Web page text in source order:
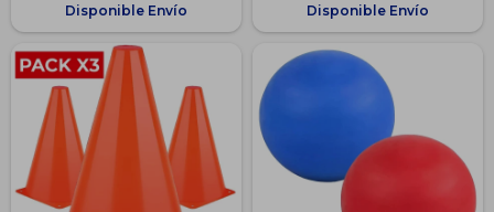
Disponible Envío
Disponible Envío